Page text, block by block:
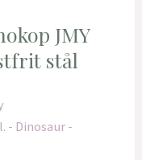
JMY
stål